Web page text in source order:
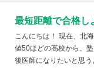
最短距離で合格し
こんにちは！ 現在、北
値50ほどの高校から、
後医師になりたいと思